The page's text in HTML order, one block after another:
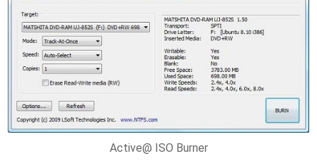
Active@ ISO Burner